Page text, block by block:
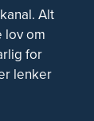
Alt
lov om
for
lenker